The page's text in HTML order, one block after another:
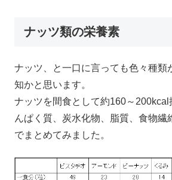
ナッツ類の栄養素
ナッツ、と一口に言っても色々種類
知かと思います。
ナッツを間食として約160～200kcal
んぱく質、炭水化物、脂質、食物繊
でまとめてみました。